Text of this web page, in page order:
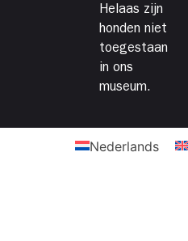
Helaas zijn
honden niet
toegestaan
in ons
museum.
Nederlands